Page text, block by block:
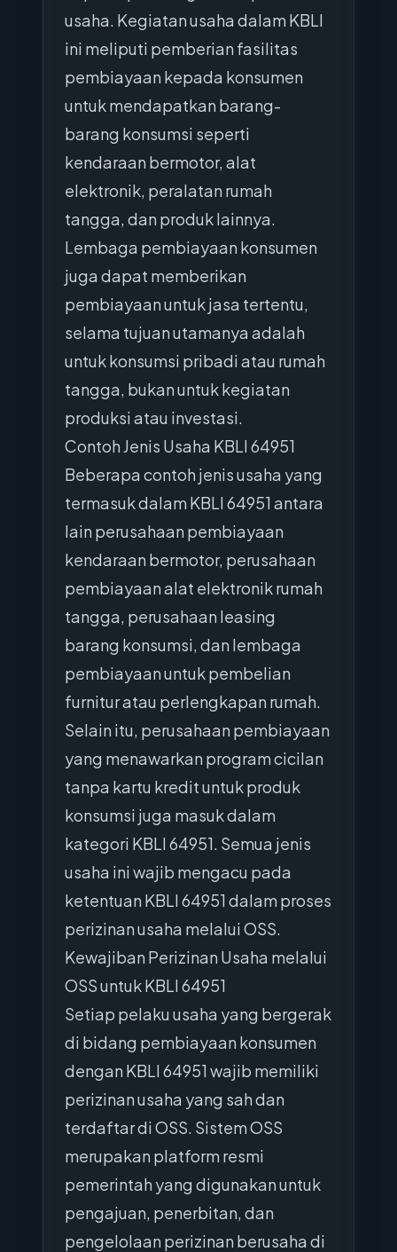
usaha. Kegiatan usaha dalam KBLI
ini meliputi pemberian fasilitas
pembiayaan kepada konsumen
untuk mendapatkan barang-
barang konsumsi seperti
kendaraan bermotor, alat
elektronik, peralatan rumah
tangga, dan produk lainnya.
Lembaga pembiayaan konsumen
juga dapat memberikan
pembiayaan untuk jasa tertentu,
selama tujuan utamanya adalah
untuk konsumsi pribadi atau rumah
tangga, bukan untuk kegiatan
produksi atau investasi.
Contoh Jenis Usaha KBLI 64951
Beberapa contoh jenis usaha yang
termasuk dalam KBLI 64951 antara
lain perusahaan pembiayaan
kendaraan bermotor, perusahaan
pembiayaan alat elektronik rumah
tangga, perusahaan leasing
barang konsumsi, dan lembaga
pembiayaan untuk pembelian
furnitur atau perlengkapan rumah.
Selain itu, perusahaan pembiayaan
yang menawarkan program cicilan
tanpa kartu kredit untuk produk
konsumsi juga masuk dalam
kategori KBLI 64951. Semua jenis
usaha ini wajib mengacu pada
ketentuan KBLI 64951 dalam proses
perizinan usaha melalui OSS.
Kewajiban Perizinan Usaha melalui
OSS untuk KBLI 64951
Setiap pelaku usaha yang bergerak
di bidang pembiayaan konsumen
dengan KBLI 64951 wajib memiliki
perizinan usaha yang sah dan
terdaftar di OSS. Sistem OSS
merupakan platform resmi
pemerintah yang digunakan untuk
pengajuan, penerbitan, dan
pengelolaan perizinan berusaha di